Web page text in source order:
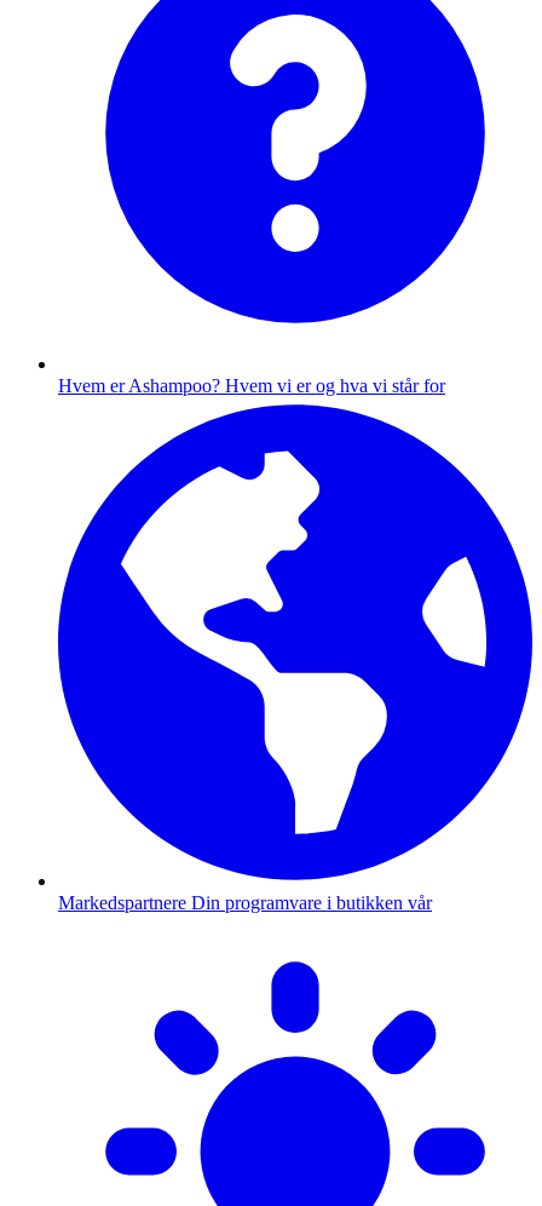
Hvem er Ashampoo? Hvem vi er og hva vi står for
Markedspartnere Din programvare i butikken vår